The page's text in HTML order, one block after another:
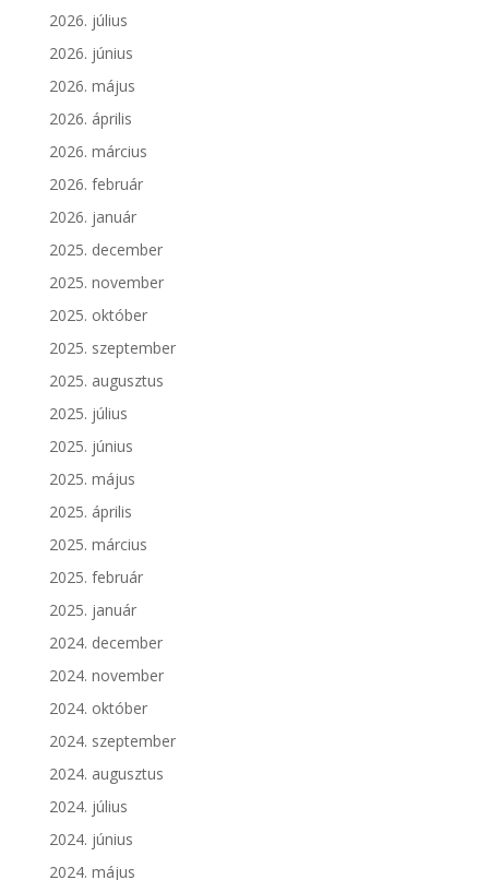
2026. július
2026. június
2026. május
2026. április
2026. március
2026. február
2026. január
2025. december
2025. november
2025. október
2025. szeptember
2025. augusztus
2025. július
2025. június
2025. május
2025. április
2025. március
2025. február
2025. január
2024. december
2024. november
2024. október
2024. szeptember
2024. augusztus
2024. július
2024. június
2024. május